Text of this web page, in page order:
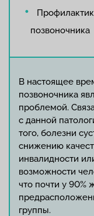
позвоночника
В настоящее
позвоночника
проблемой.
с данной
того, болезни
снижению
инвалидности
возможности
что почти у 90%
группы.